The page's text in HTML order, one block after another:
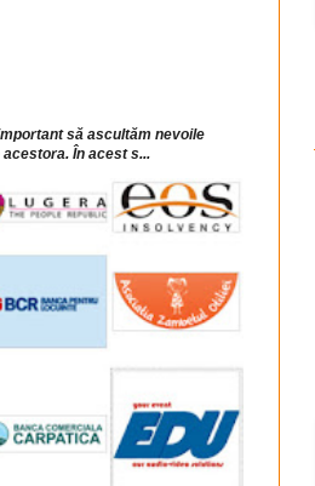
să ascultăm nevoile
În acest s...